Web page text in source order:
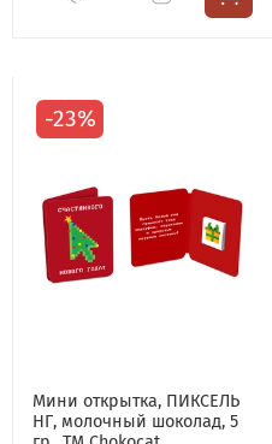
-23%
Мини открытка, ПИКСЕЛЬ
НГ, молочный шоколад, 5